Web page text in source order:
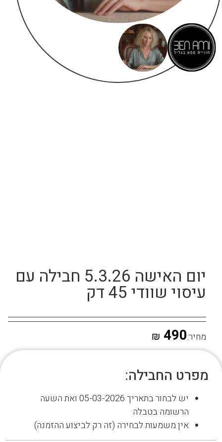
יום האישה 5.3.26 חבילה עם
עיסוי שוודי 45 דק
מחיר:490
₪
מפרט החבילה:
יש לבחור בתאריך 05-03-2026 ואת השעה
הרשומה בטבלה
אין משמעות לבחירה (זה רק לביצוע ההזמנה)